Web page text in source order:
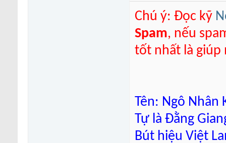
Chú ý: Đọc kỹ
Spam, nếu
tốt nhất là giúp
Tên: Ngô Nhân
Tự là Đằng
Bút hiệu Việt